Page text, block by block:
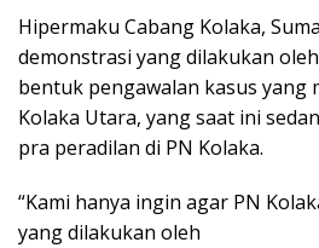
Hipermaku Cabang Kolaka,
demonstrasi yang dilakukan
bentuk pengawalan kasus yang
Kolaka Utara, yang saat ini
pra peradilan di PN Kolaka.
“Kami hanya ingin agar PN
yang dilakukan oleh